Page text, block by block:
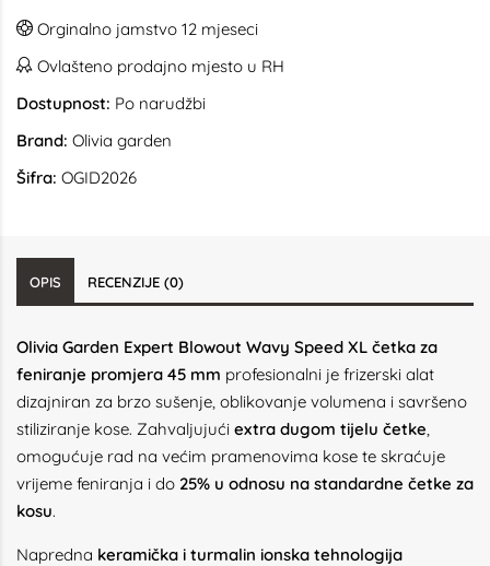
Orginalno jamstvo 12 mjeseci
Ovlašteno prodajno mjesto u RH
Dostupnost: Po narudžbi
Brand: Olivia garden
Šifra: OGID2026
OPIS RECENZIJE (0)
Olivia Garden Expert Blowout Wavy Speed XL četka za
feniranje promjera 45 mm profesionalni je frizerski alat
dizajniran za brzo sušenje, oblikovanje volumena i savršeno
stiliziranje kose. Zahvaljujući extra dugom tijelu četke,
omogućuje rad na većim pramenovima kose te skraćuje
vrijeme feniranja i do 25% u odnosu na standardne četke za
kosu.
Napredna keramička i turmalin ionska tehnologija